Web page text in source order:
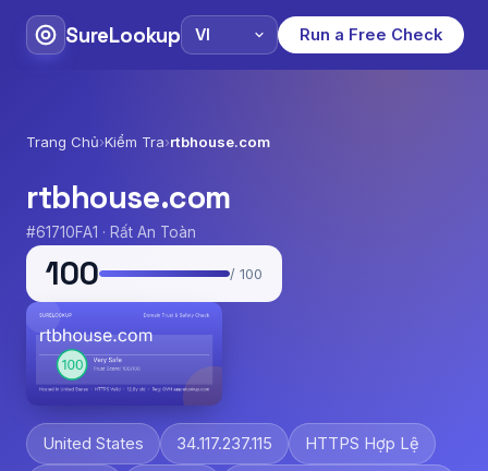
SureLookup Run a Free Check
Trang Chủ›Kiểm Tra›rtbhouse.com
rtbhouse.com
#61710FA1 · Rất An Toàn
100 / 100
United States 34.117.237.115 HTTPS Hợp Lệ